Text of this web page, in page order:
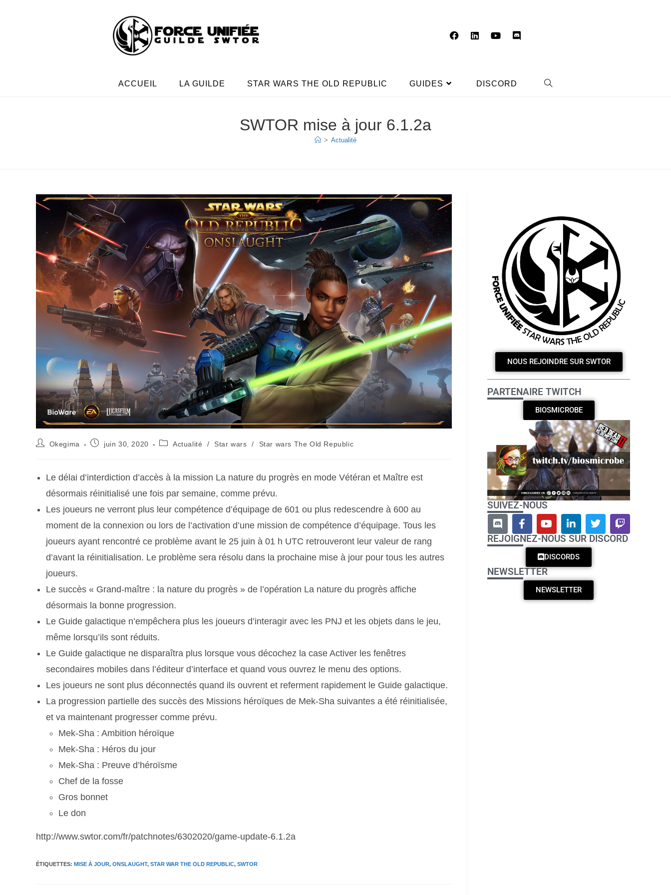
ACCUEIL LA GUILDE STAR WARS THE OLD REPUBLIC GUIDES DISCORD
SWTOR mise à jour 6.1.2a
> Actualité
Okegima juin 30, 2020 Actualité / Star wars / Star wars The Old Republic
Le délai d’interdiction d’accès à la mission La nature du progrès en mode Vétéran et Maître est
désormais réinitialisé une fois par semaine, comme prévu.
Les joueurs ne verront plus leur compétence d’équipage de 601 ou plus redescendre à 600 au
moment de la connexion ou lors de l’activation d’une mission de compétence d’équipage. Tous les
joueurs ayant rencontré ce problème avant le 25 juin à 01 h UTC retrouveront leur valeur de rang
d’avant la réinitialisation. Le problème sera résolu dans la prochaine mise à jour pour tous les autres
joueurs.
Le succès « Grand-maître : la nature du progrès » de l’opération La nature du progrès affiche
désormais la bonne progression.
Le Guide galactique n’empêchera plus les joueurs d’interagir avec les PNJ et les objets dans le jeu,
même lorsqu’ils sont réduits.
Le Guide galactique ne disparaîtra plus lorsque vous décochez la case Activer les fenêtres
secondaires mobiles dans l’éditeur d’interface et quand vous ouvrez le menu des options.
Les joueurs ne sont plus déconnectés quand ils ouvrent et referment rapidement le Guide galactique.
La progression partielle des succès des Missions héroïques de Mek-Sha suivantes a été réinitialisée,
et va maintenant progresser comme prévu.
Mek-Sha : Ambition héroïque
Mek-Sha : Héros du jour
Mek-Sha : Preuve d’héroïsme
Chef de la fosse
Gros bonnet
Le don
http://www.swtor.com/fr/patchnotes/6302020/game-update-6.1.2a
ÉTIQUETTES: MISE À JOUR, ONSLAUGHT, STAR WAR THE OLD REPUBLIC, SWTOR
NOUS REJOINDRE SUR SWTOR
PARTENAIRE TWITCH
BIOSMICROBE
SUIVEZ-NOUS
REJOIGNEZ-NOUS SUR DISCORD
DISCORDS
NEWSLETTER
NEWSLETTER